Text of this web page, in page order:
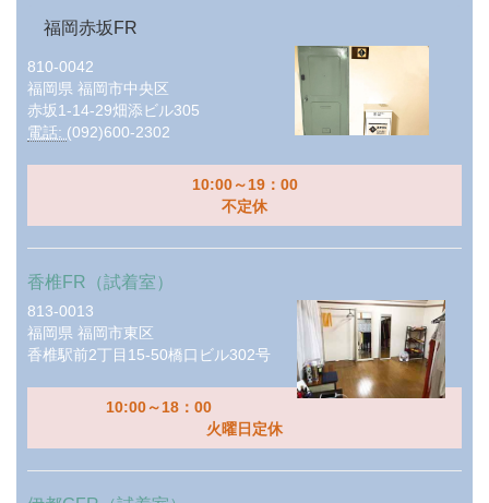
福岡赤坂FR
810-0042
福岡県 福岡市中央区
赤坂1-14-29畑添ビル305
電話: (092)600-2302
10:00～19：00
不定休
香椎FR（試着室）
813-0013
福岡県 福岡市東区
香椎駅前2丁目15-50橋口ビル302号
10:00～18：00
火曜日定休